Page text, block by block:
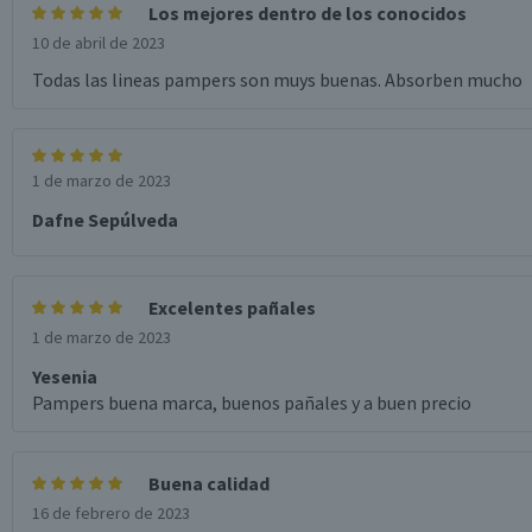
Los mejores dentro de los conocidos
10 de abril de 2023
Todas las lineas pampers son muys buenas. Absorben mucho
1 de marzo de 2023
Dafne Sepúlveda
Excelentes pañales
1 de marzo de 2023
Yesenia
Pampers buena marca, buenos pañales y a buen precio
Buena calidad
16 de febrero de 2023